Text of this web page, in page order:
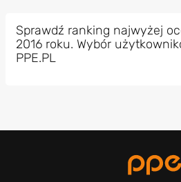
Sprawdź ranking najwyżej
2016 roku. Wybór
PPE.PL